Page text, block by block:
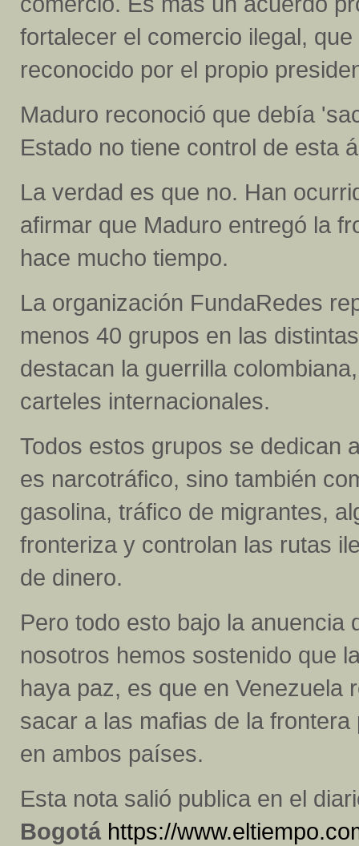
fortalecer el comercio ilegal,
reconocido por el propio
Maduro reconoció que debía
Estado no tiene control de esta
La verdad es que no. Han
afirmar que Maduro entregó la
hace mucho tiempo.
La organización FundaRedes
menos 40 grupos en las
destacan la guerrilla
carteles internacionales.
Todos estos grupos se dedican
es narcotráfico, sino también
gasolina, tráfico de migrantes,
fronteriza y controlan las rutas
de dinero.
Pero todo esto bajo la anuencia
nosotros hemos sostenido que
haya paz, es que en Venezuela
sacar a las mafias de la
en ambos países.
Esta nota salió publica en el
Bogotá https://